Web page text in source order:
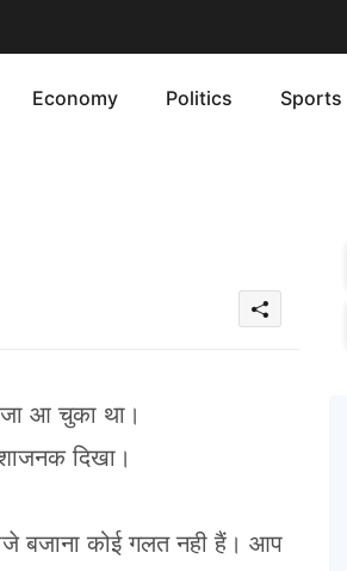
Economy Politics Sports
आ चुका था।
दिखा।
बजाना कोई गलत नही हैं। आप